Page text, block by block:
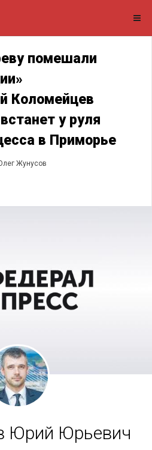
помешали
Коломейцев
у руля
в Приморье
Жунусов
Юрий Юрьевич